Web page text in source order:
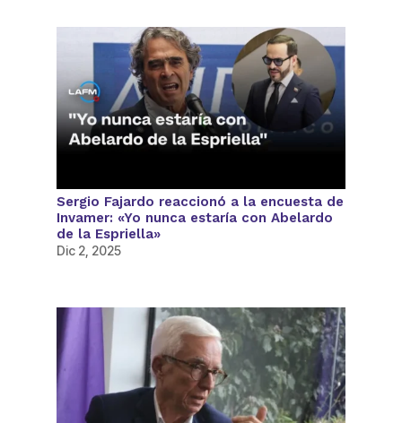
Sergio Fajardo reaccionó a la encuesta de
Invamer: «Yo nunca estaría con Abelardo
de la Espriella»
Dic 2, 2025